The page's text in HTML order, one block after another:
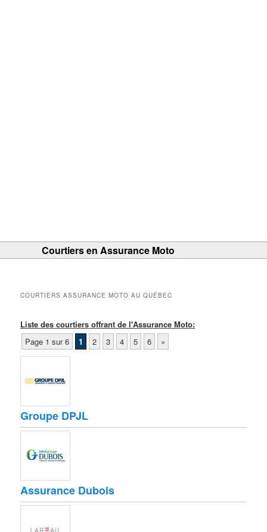
Courtiers en Assurance Moto
COURTIERS ASSURANCE MOTO AU QUÉBEC
Liste des courtiers offrant de l'Assurance Moto:
Page 1 sur 6
1 2 3 4 5 6 »
Groupe DPJL
Assurance Dubois